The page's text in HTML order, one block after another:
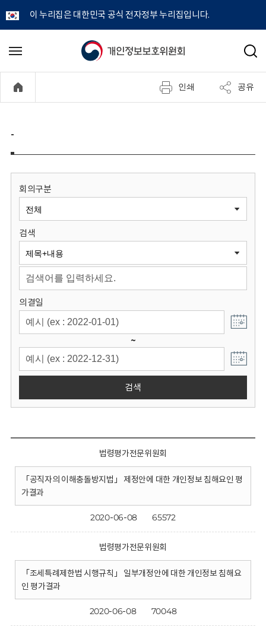
이 누리집은 대한민국 공식 전자정부 누리집입니다.
개
정
보
원
회
메
기
검
인쇄 공유
-
회의구분
검색
의결일
~
검색
법령평가전문위원회
「공직자의 이해충돌방지법」 제정안에 대한 개인정보 침해요인 평
가결과
2020-06-08 65572
법령평가전문위원회
「조세특례제한법 시행규칙」 일부개정안에 대한 개인정보 침해요
인 평가결과
2020-06-08 70048